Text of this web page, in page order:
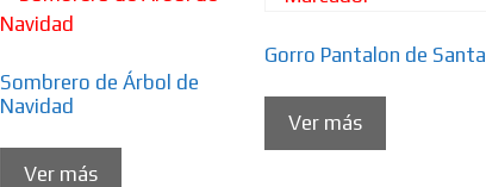
Sombrero de Árbol de
Navidad
Ver más
Gorro Pantalon de Santa
Ver más